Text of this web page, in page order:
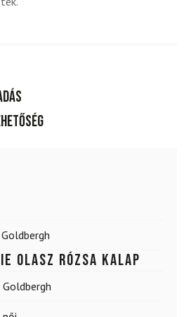
Goldbergh
Olasz Rózsa Kalap
Goldbergh